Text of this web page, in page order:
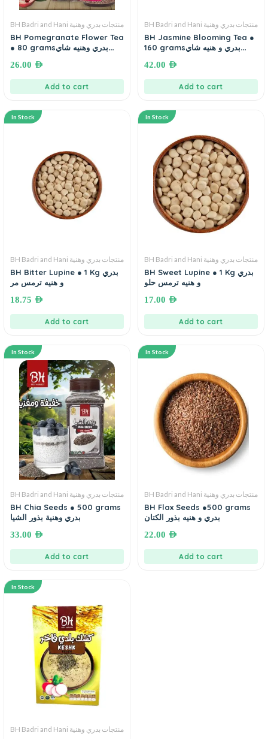
BH Badri and Hani منتجات بدري وهنية
BH Pomegranate Flower Tea
● 80 gramsبدري وهنيه شاي
26.00 AED
Add to cart
BH Badri and Hani منتجات بدري وهنية
BH Jasmine Blooming Tea ●
160 gramsبدري و هنيه شاي
42.00 AED
Add to cart
In Stock
BH Badri and Hani منتجات بدري وهنية
BH Bitter Lupine ● 1 Kg بدري
و هنيه ترمس مر
18.75 AED
Add to cart
In Stock
BH Badri and Hani منتجات بدري وهنية
BH Sweet Lupine ● 1 Kg بدري
و هنيه ترمس حلو
17.00 AED
Add to cart
In Stock
BH Badri and Hani منتجات بدري وهنية
BH Chia Seeds ● 500 grams
بدري وهنية بذور الشيا
33.00 AED
Add to cart
In Stock
BH Badri and Hani منتجات بدري وهنية
BH Flax Seeds ●500 grams
بدري و هنيه بذور الكتان
22.00 AED
Add to cart
In Stock
BH Badri and Hani منتجات بدري وهنية